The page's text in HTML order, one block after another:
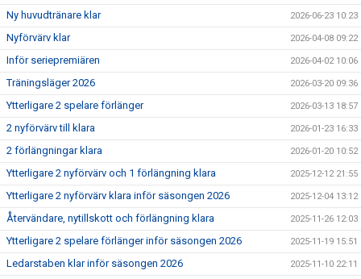
Ny huvudtränare klar 2026-06-23 10:23
Nyförvärv klar 2026-04-08 09:22
Inför seriepremiären 2026-04-02 10:06
Träningsläger 2026 2026-03-20 09:36
Ytterligare 2 spelare förlänger 2026-03-13 18:57
2 nyförvärv till klara 2026-01-23 16:33
2 förlängningar klara 2026-01-20 10:52
Ytterligare 2 nyförvärv och 1 förlängning klara 2025-12-12 21:55
Ytterligare 2 nyförvärv klara inför säsongen 2026 2025-12-04 13:12
Återvändare, nytillskott och förlängning klara 2025-11-26 12:03
Ytterligare 2 spelare förlänger inför säsongen 2026 2025-11-19 15:51
Ledarstaben klar inför säsongen 2026 2025-11-10 22:11